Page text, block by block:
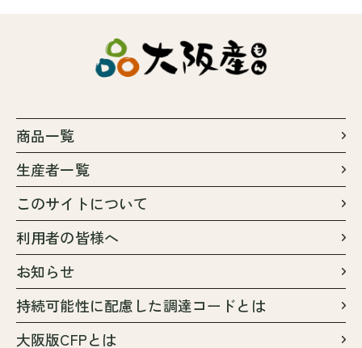
商品一覧
生産者一覧
このサイトについて
利用者の皆様へ
お知らせ
持続可能性に配慮した調達コードとは
大阪版CFPとは